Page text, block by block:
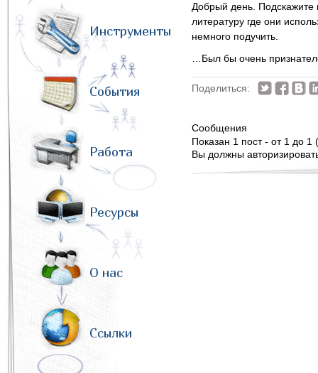
Инструменты
События
Работа
Ресурсы
О нас
Ссылки
Добрый день. Подскажите
литературу где они
немного подучить.
…Был бы очень
Поделиться:
Сообщения
Показан 1 пост - от 1 до 1
Вы должны